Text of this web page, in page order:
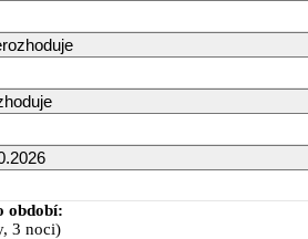
období:
3 noci)